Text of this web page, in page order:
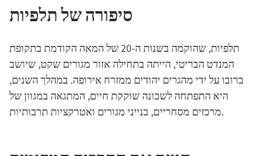
סיפורה של תלפיות
תלפיות, שהוקמה בשנות ה-20 של המאה הקודמת בתקופת
המנדט הבריטי, הייתה בתחילה אזור מגורים שקט, שיושב
ברובו על ידי מהגרים יהודים ממזרח אירופה. במהלך השנים,
היא התפתחה לשכונה שוקקת חיים, המתגאה במגוון של
מרכזים מסחריים, בנייני מגורים ואטרקציות תרבותיות.